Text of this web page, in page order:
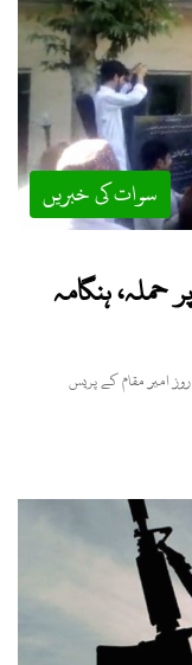
سوات کی خبریں
ہنگامہ
ترین۔ 01 جون 2018ء) گزشتہ روز امیر مقام کے پریس